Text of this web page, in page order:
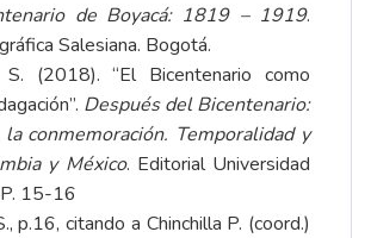
de Boyacá: 1819 – 1919.
Salesiana. Bogotá.
S. (2018). “El Bicentenario como
Después del Bicentenario:
conmemoración. Temporalidad y
y México. Editorial Universidad
15-16
p.16, citando a Chinchilla P. (coord.)